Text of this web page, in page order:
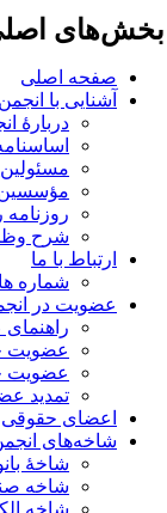
صفحه اصلی
آشنایی با انجمن
دربارۀ
اساسنامه
مسئولین
مؤسسین
روزنامه
شرح
ارتباط با ما
شماره
عضویت در
راهنمای
عضویت
عضویت
تمدید
اعضای حقوقی
شاخه‌های انجمن
شاخۀ
شاخه
شاخه‌